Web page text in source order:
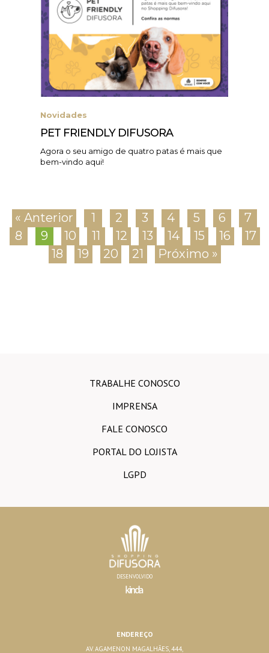
Novidades
PET FRIENDLY DIFUSORA
Agora o seu amigo de quatro patas é mais que
bem-vindo aqui!
« Anterior 1 2 3 4 5 6
7
8
9 10 11 12 13 14 15 16
17
18
19 20 21 Próximo »
TRABALHE CONOSCO
IMPRENSA
FALE CONOSCO
PORTAL DO LOJISTA
LGPD
DESENVOLVIDO
ENDEREÇO
AV. AGAMENON MAGALHÃES, 444,